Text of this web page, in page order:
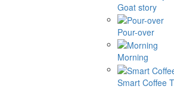
Goat story
Pour-over
Morning
Smart Coffee